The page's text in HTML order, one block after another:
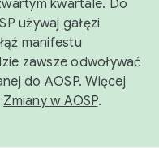
kwartale. Do
używaj gałęzi
manifestu
zawsze odwoływać
do AOSP. Więcej
Zmiany w AOSP.